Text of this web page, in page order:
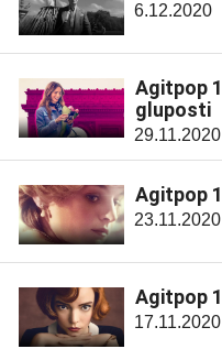
6.12.2020
Agitpop
gluposti
29.11.2020
Agitpop
23.11.2020
Agitpop
17.11.2020